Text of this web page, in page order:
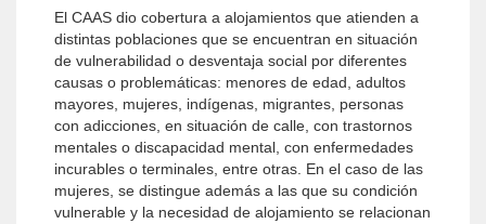
El CAAS dio cobertura a alojamientos que atienden a
distintas poblaciones que se encuentran en situación
de vulnerabilidad o desventaja social por diferentes
causas o problemáticas: menores de edad, adultos
mayores, mujeres, indígenas, migrantes, personas
con adicciones, en situación de calle, con trastornos
mentales o discapacidad mental, con enfermedades
incurables o terminales, entre otras. En el caso de las
mujeres, se distingue además a las que su condición
vulnerable y la necesidad de alojamiento se relacionan